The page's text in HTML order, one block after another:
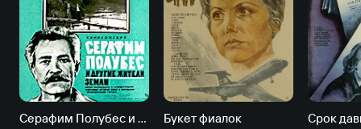
Серафим Полубес и другие жители Земли Букет фиалок Срок